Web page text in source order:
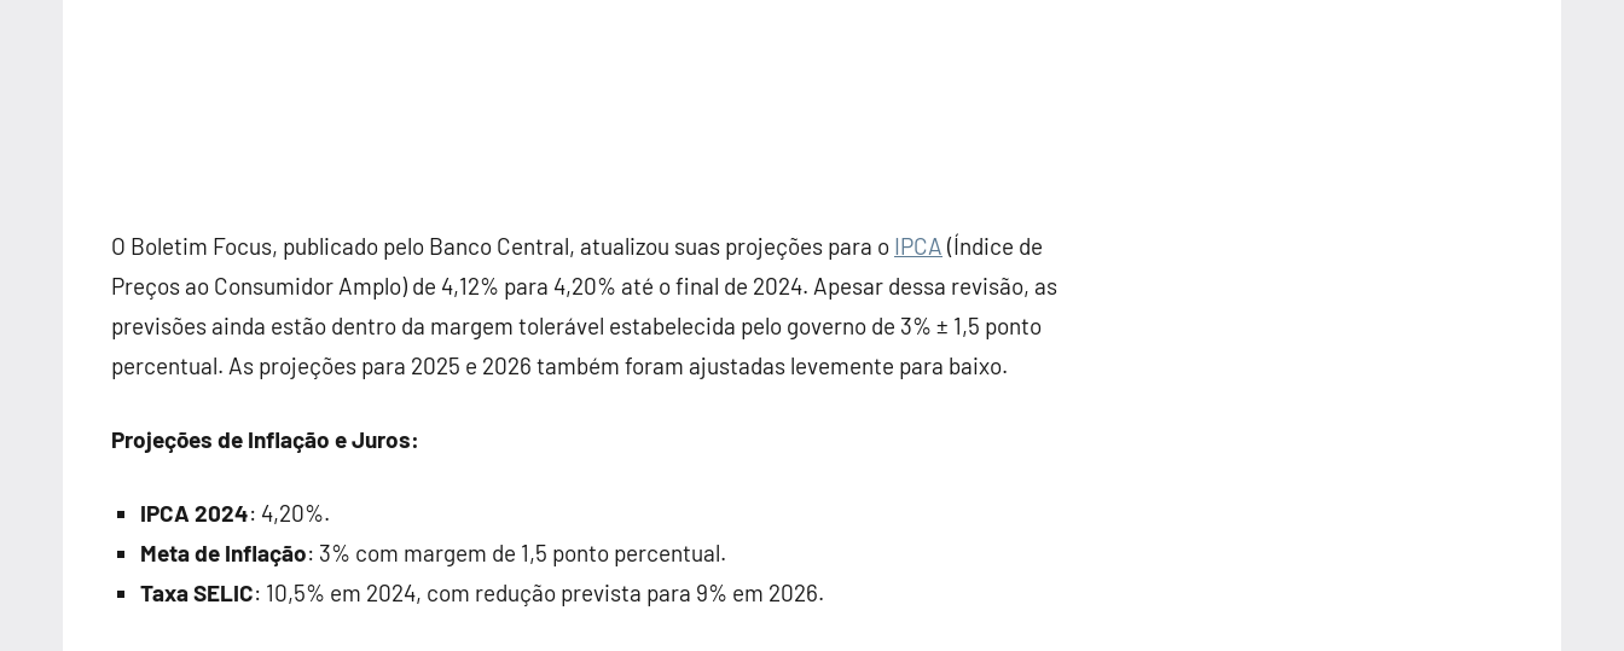
O Boletim Focus, publicado pelo Banco Central, atualizou suas projeções para o IPCA (Índice de
Preços ao Consumidor Amplo) de 4,12% para 4,20% até o final de 2024. Apesar dessa revisão, as
previsões ainda estão dentro da margem tolerável estabelecida pelo governo de 3% ± 1,5 ponto
percentual. As projeções para 2025 e 2026 também foram ajustadas levemente para baixo.
Projeções de Inflação e Juros:
IPCA 2024: 4,20%.
Meta de Inflação: 3% com margem de 1,5 ponto percentual.
Taxa SELIC: 10,5% em 2024, com redução prevista para 9% em 2026.